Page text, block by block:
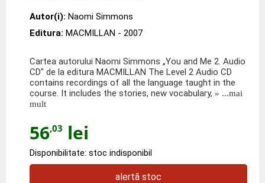
Autor(i): Naomi Simmons
Editura: MACMILLAN - 2007
Cartea autorului Naomi Simmons „You and Me 2. Audio
CD" de la editura MACMILLAN The Level 2 Audio CD
contains recordings of all the language taught in the
course. It includes the stories, new vocabulary, » ...mai
mult
56,03 lei
Disponibilitate: stoc indisponibil
alertă stoc